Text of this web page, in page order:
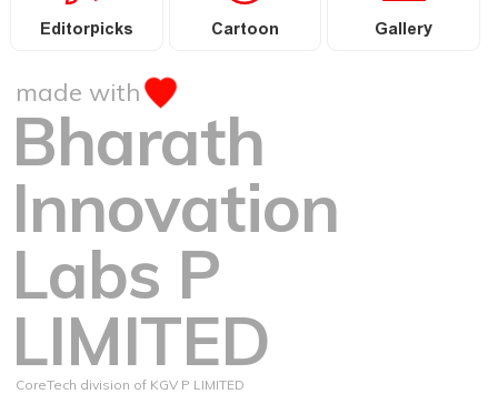
Editorpicks Cartoon Gallery
made with
Bharath
Innovation
Labs P
LIMITED
CoreTech division of KGV P LIMITED